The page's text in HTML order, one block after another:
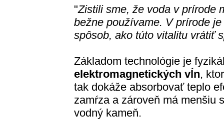
"Zistili sme, že voda v prírode
bežne používame. V prírode
spôsob, ako túto vitalitu vrátiť
Základom technológie je
elektromagnetických vĺn,
tak dokáže absorbovať teplo
zamŕza a zároveň má menšiu
vodný kameň.